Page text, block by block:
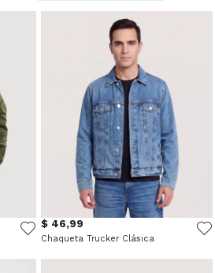
$ 46,99
Chaqueta Trucker Clásica